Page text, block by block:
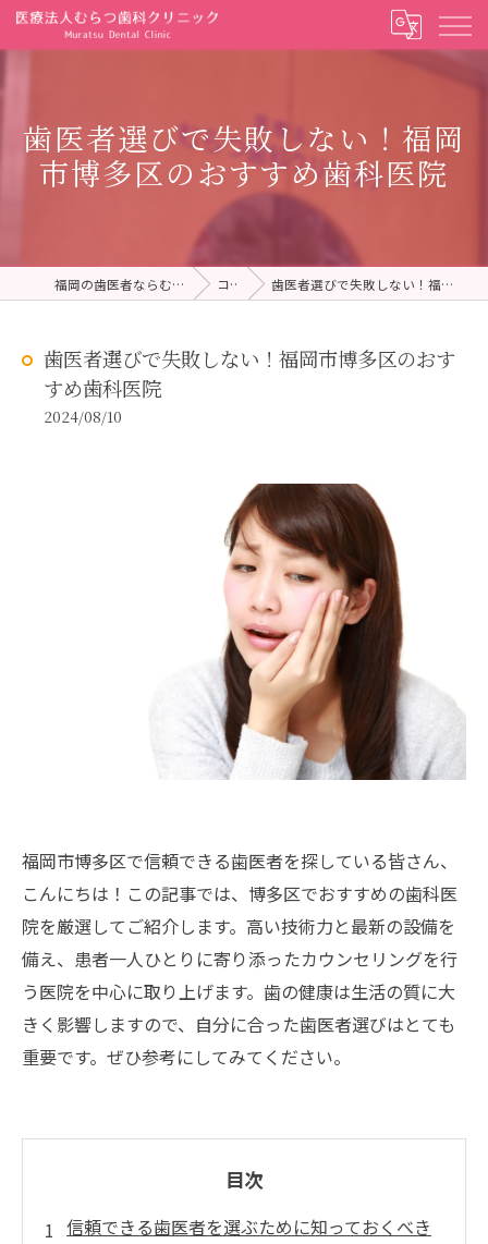
歯医者選びで失敗しない！福岡
市博多区のおすすめ歯科医院
福岡の歯医者ならむらつ歯科クリニック コラム 歯医者選びで失敗しない！福岡市博多区のおすすめ歯科医院
歯医者選びで失敗しない！福岡市博多区のおす
すめ歯科医院
2024/08/10
福岡市博多区で信頼できる歯医者を探している皆さん、
こんにちは！この記事では、博多区でおすすめの歯科医
院を厳選してご紹介します。高い技術力と最新の設備を
備え、患者一人ひとりに寄り添ったカウンセリングを行
う医院を中心に取り上げます。歯の健康は生活の質に大
きく影響しますので、自分に合った歯医者選びはとても
重要です。ぜひ参考にしてみてください。
目次
信頼できる歯医者を選ぶために知っておくべき